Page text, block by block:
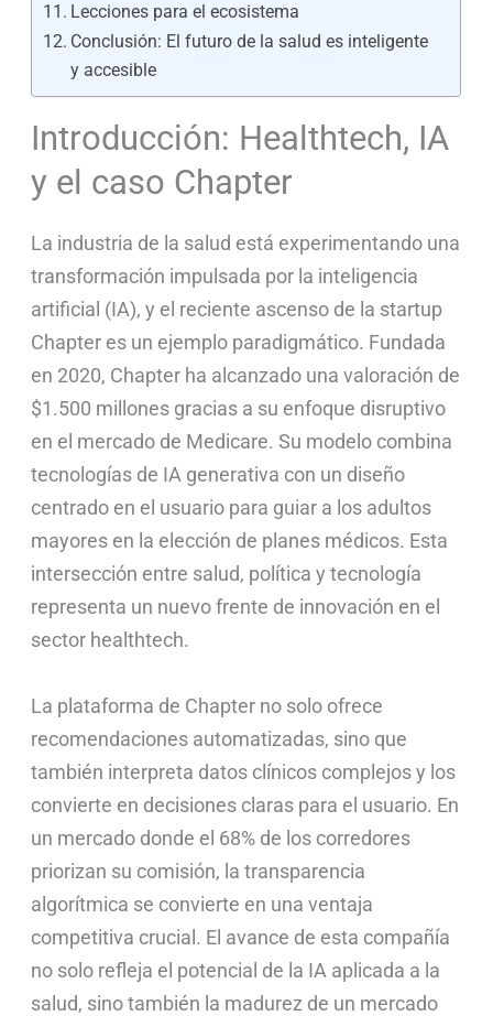
Lecciones para el ecosistema
Conclusión: El futuro de la salud es inteligente
y accesible
Introducción: Healthtech, IA
y el caso Chapter
La industria de la salud está experimentando una
transformación impulsada por la inteligencia
artificial (IA), y el reciente ascenso de la startup
Chapter es un ejemplo paradigmático. Fundada
en 2020, Chapter ha alcanzado una valoración de
$1.500 millones gracias a su enfoque disruptivo
en el mercado de Medicare. Su modelo combina
tecnologías de IA generativa con un diseño
centrado en el usuario para guiar a los adultos
mayores en la elección de planes médicos. Esta
intersección entre salud, política y tecnología
representa un nuevo frente de innovación en el
sector healthtech.
La plataforma de Chapter no solo ofrece
recomendaciones automatizadas, sino que
también interpreta datos clínicos complejos y los
convierte en decisiones claras para el usuario. En
un mercado donde el 68% de los corredores
priorizan su comisión, la transparencia
algorítmica se convierte en una ventaja
competitiva crucial. El avance de esta compañía
no solo refleja el potencial de la IA aplicada a la
salud, sino también la madurez de un mercado